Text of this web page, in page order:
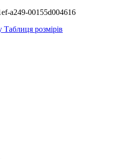
a249-00155d004616
Таблиця розмірів